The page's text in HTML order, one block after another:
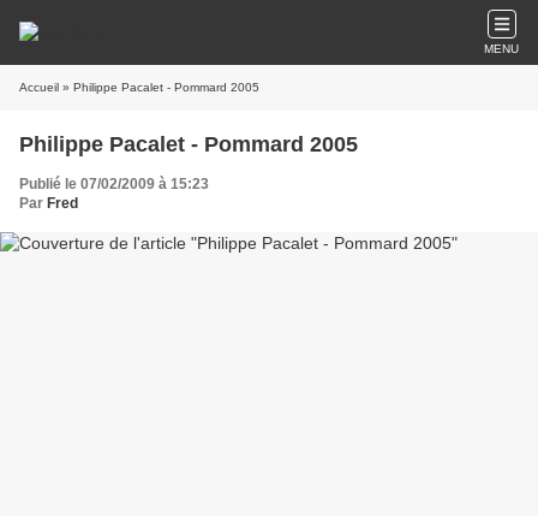
MENU
Accueil » Philippe Pacalet - Pommard 2005
Philippe Pacalet - Pommard 2005
Publié le 07/02/2009 à 15:23
Par Fred